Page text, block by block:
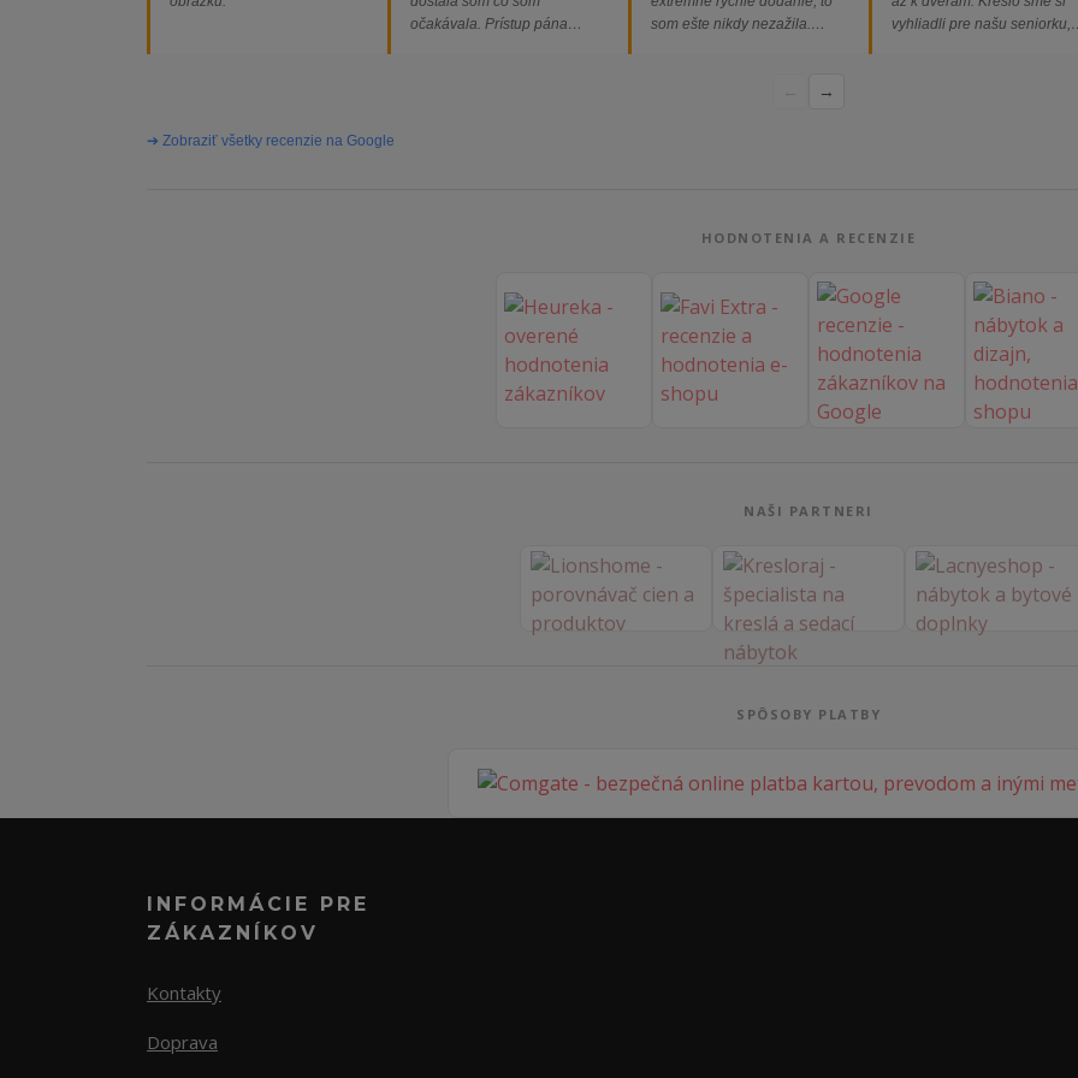
očakávala. Prístup pána
som ešte nikdy nezažila.
vyhliadli pre našu seniorku,
→
➔ Zobraziť všetky recenzie na Google
HODNOTENIA A RECENZIE
NAŠI PARTNERI
SPÔSOBY PLATBY
INFORMÁCIE PRE
ZÁKAZNÍKOV
Kontakty
Doprava